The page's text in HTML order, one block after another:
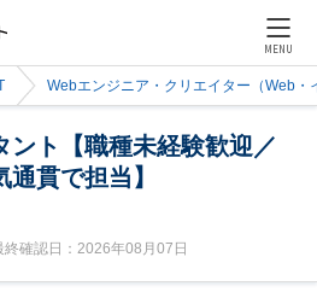
MENU
Webエンジニア・クリエイター（Web・
ント【職種未経験歓迎／
貫で担当】
確認日：2026年08月07日